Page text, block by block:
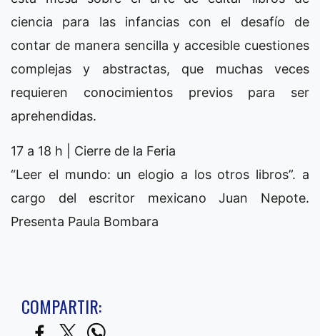
ciencia para las infancias con el desafío de
contar de manera sencilla y accesible cuestiones
complejas y abstractas, que muchas veces
requieren conocimientos previos para ser
aprehendidas.
17 a 18 h | Cierre de la Feria
“Leer el mundo: un elogio a los otros libros”. a
cargo del escritor mexicano Juan Nepote.
Presenta Paula Bombara
COMPARTIR: